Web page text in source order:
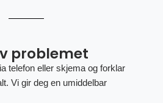
problemet
telefon eller skjema og forklar
Vi gir deg en umiddelbar